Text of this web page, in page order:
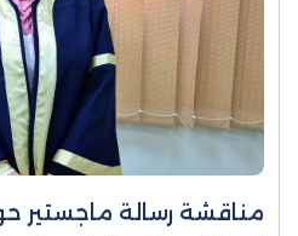
مناقشة رسالة ماجستير